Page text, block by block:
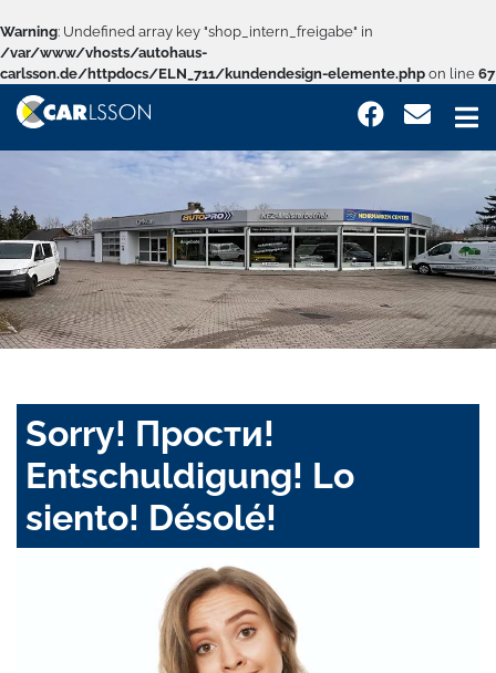
Warning: Undefined array key "shop_intern_freigabe" in
/var/www/vhosts/autohaus-
carlsson.de/httpdocs/ELN_711/kundendesign-elemente.php on line 67
Sorry! Прости!
Entschuldigung! Lo
siento! Désolé!